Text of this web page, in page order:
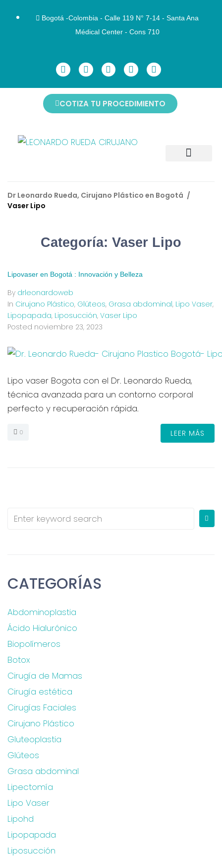
Bogotá -Colombia - Calle 119 N° 7-14 - Santa Ana
Médical Center - Cons 710
COTIZA TU PROCEDIMIENTO
Dr Leonardo Rueda, Cirujano Plástico en Bogotá /
Vaser Lipo
Categoría: Vaser Lipo
Lipovaser en Bogotá : Innovación y Belleza
By drleonardoweb
In Cirujano Plástico, Glúteos, Grasa abdominal, Lipo Vaser,
Lipopapada, Liposucción, Vaser Lipo
Posted noviembre 23, 2023
Lipo vaser Bogota con el Dr. Leonardo Rueda,
técnica avanzada para un contorno corporal
perfecto y recuperación rápida.
0 LEER MÁS
CATEGORÍAS
Abdominoplastia
Ácido Hialurónico
Biopolímeros
Botox
Cirugía de Mamas
Cirugía estética
Cirugías Faciales
Cirujano Plástico
Gluteoplastia
Glúteos
Grasa abdominal
Lipectomía
Lipo Vaser
Lipohd
Lipopapada
Liposucción